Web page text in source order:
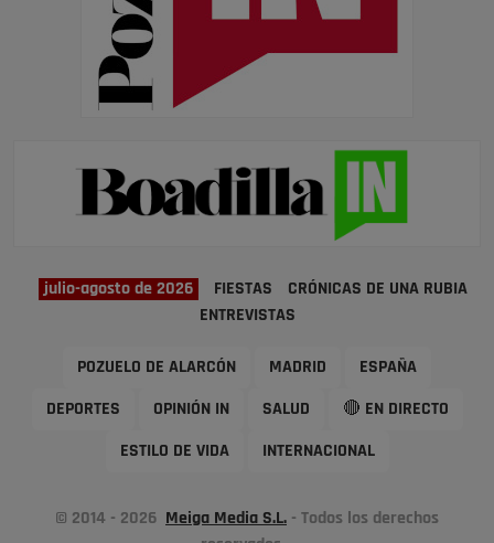
julio-agosto de 2026 FIESTAS
CRÓNICAS DE UNA RUBIA
ENTREVISTAS
POZUELO DE ALARCÓN MADRID ESPAÑA
DEPORTES OPINIÓN IN SALUD 🔴 EN DIRECTO
ESTILO DE VIDA INTERNACIONAL
© 2014 - 2026 Meiga Media S.L. - Todos los derechos